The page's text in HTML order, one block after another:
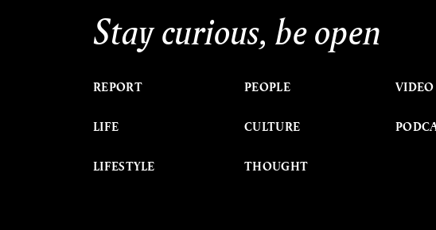
Stay curious, be open
REPORT
LIFE
LIFESTYLE
PEOPLE
CULTURE
THOUGHT
VIDEO